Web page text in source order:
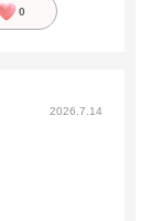
0
2026.7.14